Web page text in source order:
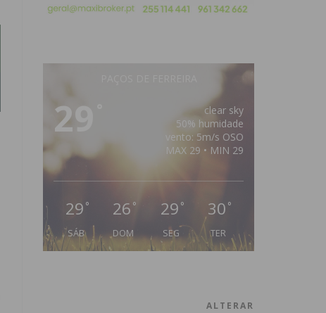
29
clear sky
50% humidade
vento: 5m/s OSO
MAX 29 • MIN 29
29 °
SÁB
26 °
DOM
29 °
SEG
30 °
TER
ALTERAR